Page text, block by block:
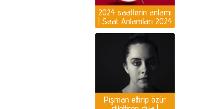
2024 saatlerin anlamı
| Saat Anlamları 2024
Yılı Yorumlar
Pişman ettirip özür